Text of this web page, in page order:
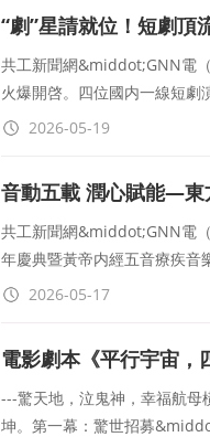
“劇”星請就位！短劇頂
共工新聞網&middot;GNN電
火爆開啓。四位國内一線短劇
2026-05-19
音動五載 潤心賦能—東
共工新聞網&middot;GNN電
年慶典暨黃帝内經五音療疾音
2026-05-17
電影劇本《平行宇宙，
---驚天地，泣鬼神，幸福航母
坤。第一幕：驚世招募